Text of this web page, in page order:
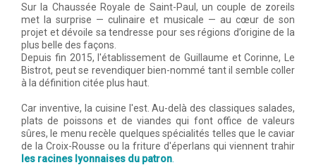
Sur la Chaussée Royale de Saint-Paul, un couple de zoreils
met la surprise — culinaire et musicale — au cœur de son
projet et dévoile sa tendresse pour ses régions d’origine de la
plus belle des façons.
Depuis fin 2015, l'établissement de Guillaume et Corinne, Le
Bistrot, peut se revendiquer bien-nommé tant il semble coller
à la définition citée plus haut.
Car inventive, la cuisine l'est. Au-delà des classiques salades,
plats de poissons et de viandes qui font office de valeurs
sûres, le menu recèle quelques spécialités telles que le caviar
de la Croix-Rousse ou la friture d'éperlans qui viennent trahir
les racines lyonnaises du patron